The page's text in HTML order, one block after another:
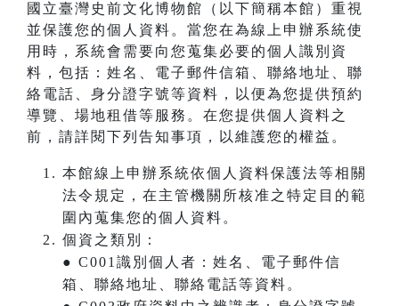
國立臺灣史前文化博物館（以下簡稱本館）重視
並保護您的個人資料。當您在為線上申辦系統使
用時，系統會需要向您蒐集必要的個人識別資
料，包括：姓名、電子郵件信箱、聯絡地址、聯
絡電話、身分證字號等資料，以便為您提供預約
導覽、場地租借等服務。在您提供個人資料之
前，請詳閱下列告知事項，以維護您的權益。
本館線上申辦系統依個人資料保護法等相關
法令規定，在主管機關所核准之特定目的範
圍內蒐集您的個人資料。
個資之類別：
● C001識別個人者：姓名、電子郵件信
箱、聯絡地址、聯絡電話等資料。